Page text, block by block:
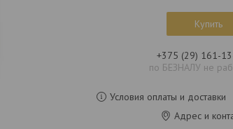
Купить
+375 (29) 161-
по БЕЗНАЛУ не
Условия оплаты и доставки
Адрес и